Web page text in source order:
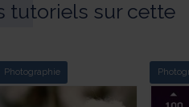
tutoriels sur cette
Photographie